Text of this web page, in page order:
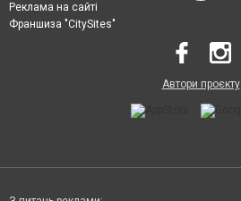
Реклама на сайті
Франшиза "CitySites"
Автори проєкту